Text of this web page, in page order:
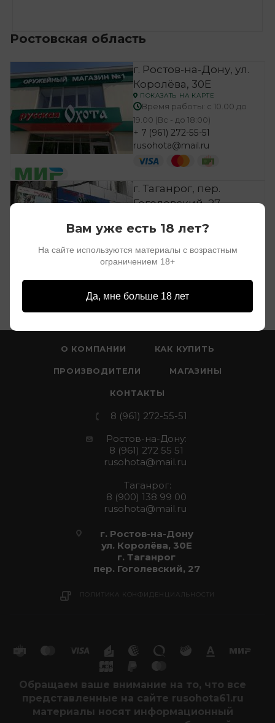
Ростовская область
г. Ростов-на-Дону, ул.
Королёва, 30Е
ПОКАЗАТЬ НА КАРТЕ
Время работы: с 10.00 до
19.00 (Вс - до 18:00)
+ 7 (961) 272-55-51
rusohota@mail.ru
г. Таганрог, пер.
Гоголевский, 27
Время работы: с 08.00 до
8 (900) 138-99-00
rusohota@mail.ru
О КОМПАНИИ КАК КУПИТЬ
ПРОИЗВОДИТЕЛИ МАГАЗИНЫ
КОНТАКТЫ
8 (961) 272-55-51
Ростов-на-Дону:
8 (961) 272 55 51
rusohota@mail.ru
Таганрог:
8 (900) 138 99 00
rusohota@mail.ru
г. Ростов-на-Дону
ул. Королёва, 30Е
г. Таганрог
пер. Гоголевский, 27
ПОЛИТИКА КОНФИДЕНЦИАЛЬНОСТИ
Обращаем ваше внимание на то, что все
представленные на сайте rusohota61.ru
материалы носят информационный
Вам уже есть 18 лет?
На сайте используются материалы с возрастным
ограничением 18+
Да, мне больше 18 лет